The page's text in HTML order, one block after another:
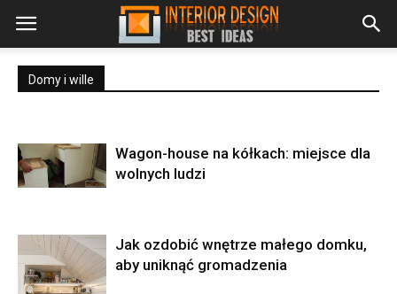
Domy i wille
Wagon-house na kółkach: miejsce dla
wolnych ludzi
Jak ozdobić wnętrze małego domku,
aby uniknąć gromadzenia